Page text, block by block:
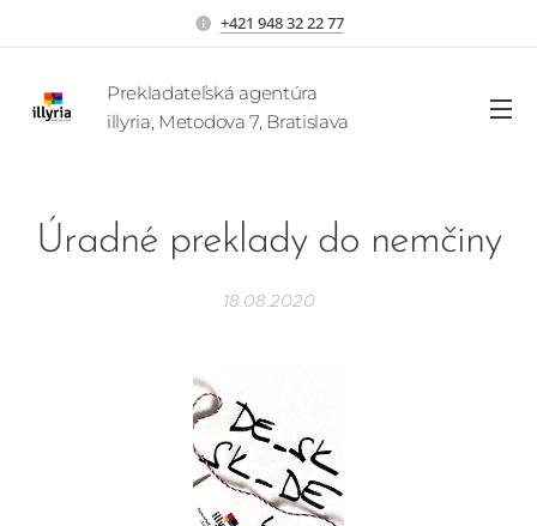
+421 948 32 22 77
Prekladateľská agentúra
illyria, Metodova 7, Bratislava
Úradné preklady do nemčiny
18.08.2020